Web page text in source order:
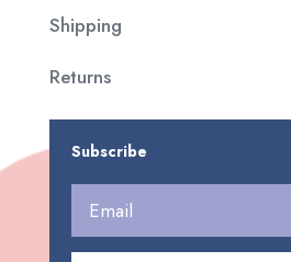
Shipping
Returns
Subscribe